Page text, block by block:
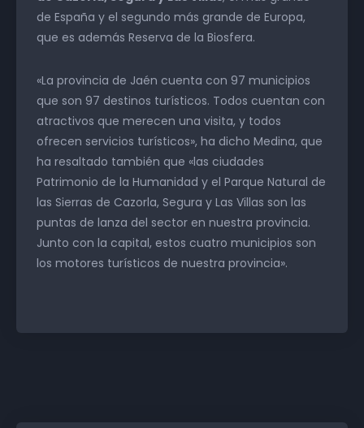
de España y el segundo más grande de Europa,
que es además Reserva de la Biosfera.
«La provincia de Jaén cuenta con 97 municipios
que son 97 destinos turísticos. Todos cuentan con
atractivos que merecen una visita, y todos
ofrecen servicios turísticos», ha dicho Medina, que
ha resaltado también que «las ciudades
Patrimonio de la Humanidad y el Parque Natural de
las Sierras de Cazorla, Segura y Las Villas son las
puntas de lanza del sector en nuestra provincia.
Junto con la capital, estos cuatro municipios son
los motores turísticos de nuestra provincia».